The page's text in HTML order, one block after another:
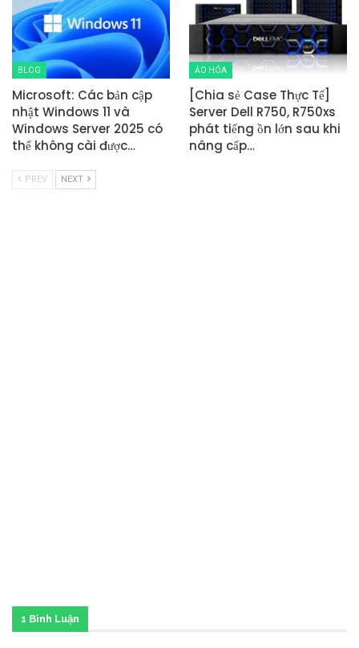
BLOG
Microsoft: Các bản cập
nhật Windows 11 và
Windows Server 2025 có
thể không cài được…
ẢO HÓA
[Chia sẻ Case Thực Tế]
Server Dell R750, R750xs
phát tiếng ồn lớn sau khi
nâng cấp…
PREV NEXT
1 Bình Luận